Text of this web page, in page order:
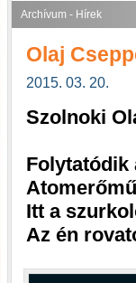
Archívum - Hírek
Olaj
2015. 03. 20.
Szolnoki
Folytatódik
Itt a
Az én